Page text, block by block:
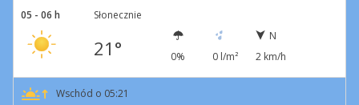
05 - 06 h Słonecznie
21° 0% 0 l/m²
N
2 km/h
Wschód o 05:21